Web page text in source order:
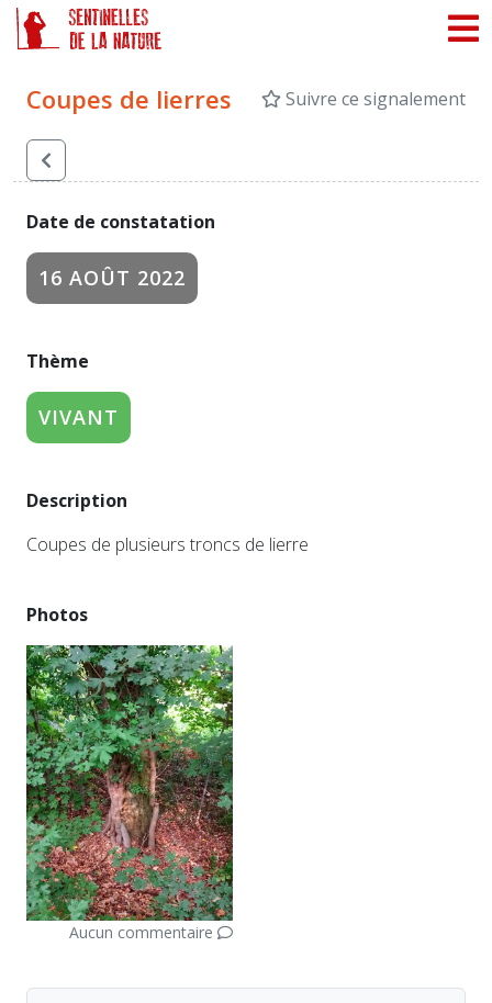
Coupes de lierres Suivre ce signalement
Date de constatation
16 AOÛT 2022
Thème
VIVANT
Description
Coupes de plusieurs troncs de lierre
Photos
Aucun commentaire
Panneau de gestion des cookies